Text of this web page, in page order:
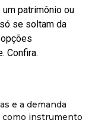
patrimônio ou
se soltam da
Confira.
e a demanda
como instrumento